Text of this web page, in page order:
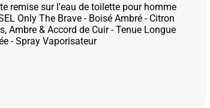
remise sur l'eau de toilette pour homme
Only The Brave - Boisé Ambré - Citron
Ambre & Accord de Cuir - Tenue Longue
Durée - Spray Vaporisateur